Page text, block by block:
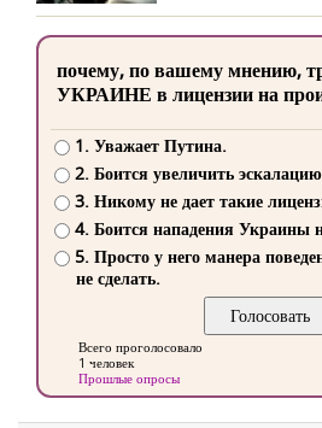
почему, по вашему мнению,
УКРАИНЕ в лицензии на
1. Уважает Путина.
2. Боится увеличить
3. Никому не дает такие
4. Боится нападения
5. Просто у него манера
не сделать.
Всего проголосовало
1 человек
Прошлые опросы